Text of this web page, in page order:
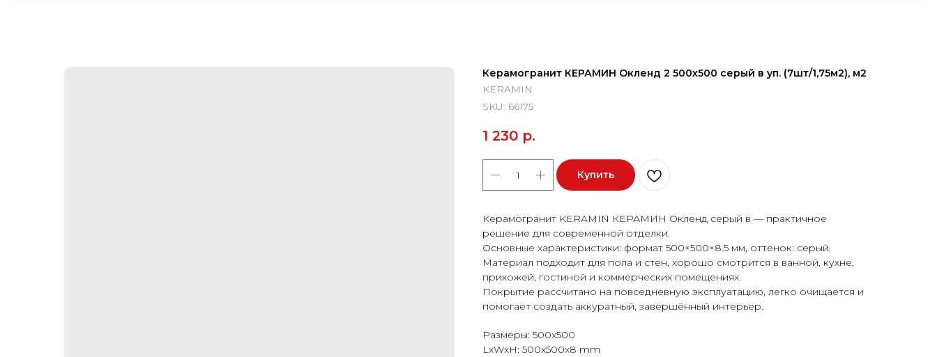
Керамогранит КЕРАМИН Окленд 2 500х500 серый в уп. (7шт/1,75м2), м2
KERAMIN
SKU: 66175
1 230 р.
Купить
Керамогранит KERAMIN КЕРАМИН Окленд серый в — практичное
решение для современной отделки.
Основные характеристики: формат 500×500×8.5 мм, оттенок: серый.
Материал подходит для пола и стен, хорошо смотрится в ванной, кухне,
прихожей, гостиной и коммерческих помещениях.
Покрытие рассчитано на повседневную эксплуатацию, легко очищается и
помогает создать аккуратный, завершённый интерьер.
Размеры: 500x500
LxWxH: 500x500x8 mm